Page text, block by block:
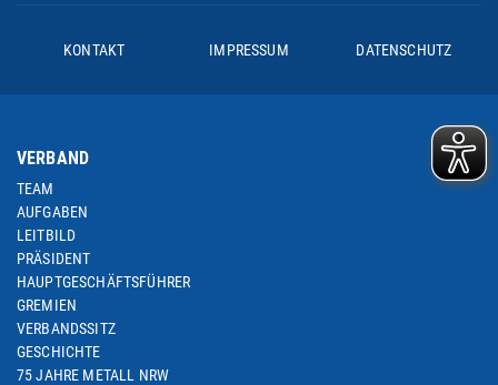
KONTAKT IMPRESSUM DATENSCHUTZ
VERBAND
TEAM
AUFGABEN
LEITBILD
PRÄSIDENT
HAUPTGESCHÄFTSFÜHRER
GREMIEN
VERBANDSSITZ
GESCHICHTE
75 JAHRE METALL NRW